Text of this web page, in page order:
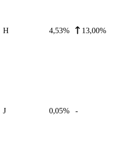
H 4,53% 13,00%
J 0,05% -